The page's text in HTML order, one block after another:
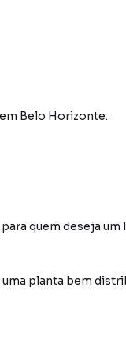
em Belo Horizonte.
planta bem